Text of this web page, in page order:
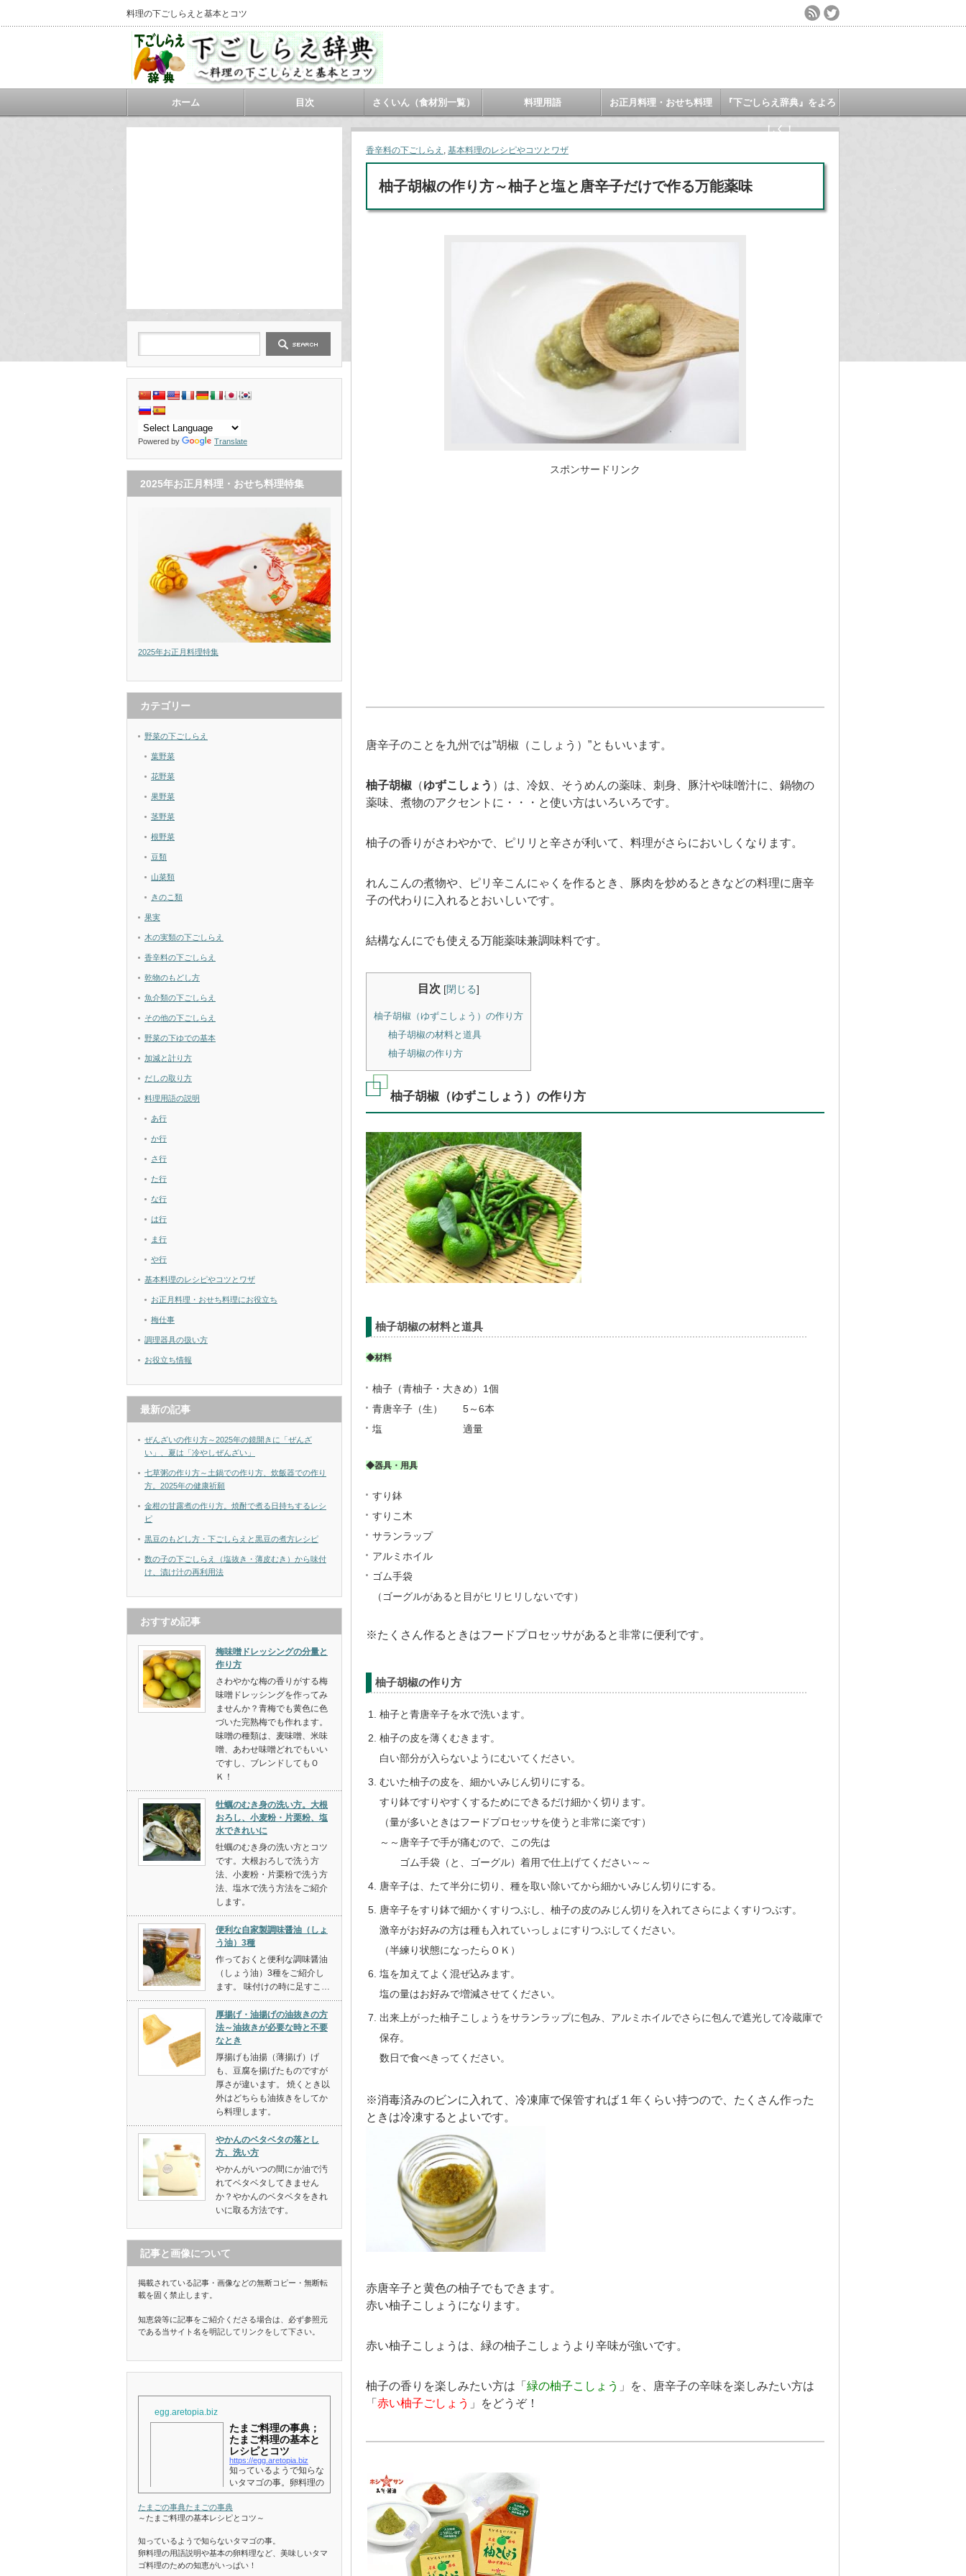
料理の下ごしらえと基本とコツ
ホーム 目次 さくいん（食材別一覧） 料理用語 お正月料理・おせち料理 『下ごしらえ辞典』をよろ
しく！
香辛料の下ごしらえ , 基本料理のレシピやコツとワザ
柚子胡椒の作り方～柚子と塩と唐辛子だけで作る万能薬味
スポンサードリンク
唐辛子のことを九州では”胡椒（こしょう）”ともいいます。
柚子胡椒 （ゆずこしょう ）は、冷奴、そうめんの薬味、刺身、豚汁や味噌汁に、鍋物の
薬味、煮物のアクセントに・・・と使い方はいろいろです。
柚子の香りがさわやかで、ピリリと辛さが利いて、料理がさらにおいしくなります。
れんこんの煮物や、ピリ辛こんにゃくを作るとき、豚肉を炒めるときなどの料理に唐辛
子の代わりに入れるとおいしいです。
結構なんにでも使える万能薬味兼調味料です。
目次 [閉じる]
柚子胡椒（ゆずこしょう）の作り方
柚子胡椒の材料と道具
柚子胡椒の作り方
柚子胡椒（ゆずこしょう）の作り方
柚子胡椒の材料と道具
◆材料
柚子（青柚子・大きめ）1個
青唐辛子（生） 5～6本
塩 適量
◆器具・用具
すり鉢
すりこ木
サランラップ
アルミホイル
ゴム手袋
（ゴーグルがあると目がヒリヒリしないです）
※たくさん作るときはフードプロセッサがあると非常に便利です。
柚子胡椒の作り方
柚子と青唐辛子を水で洗います。
柚子の皮を薄くむきます。
白い部分が入らないようにむいてください。
むいた柚子の皮を、細かいみじん切りにする。
すり鉢ですりやすくするためにできるだけ細かく切ります。
（量が多いときはフードプロセッサを使うと非常に楽です）
～～唐辛子で手が痛むので、この先は
ゴム手袋（と、ゴーグル）着用で仕上げてください～～
唐辛子は、たて半分に切り、種を取い除いてから細かいみじん切りにする。
唐辛子をすり鉢で細かくすりつぶし、柚子の皮のみじん切りを入れてさらによくすりつぶす。
激辛がお好みの方は種も入れていっしょにすりつぶしてください。
（半練り状態になったらＯＫ）
塩を加えてよく混ぜ込みます。
塩の量はお好みで増減させてください。
出来上がった柚子こしょうをサランラップに包み、アルミホイルでさらに包んで遮光して冷蔵庫で
保存。
数日で食べきってください。
※消毒済みのビンに入れて、冷凍庫で保管すれば１年くらい持つので、たくさん作った
ときは冷凍するとよいです。
赤唐辛子と黄色の柚子でもできます。
赤い柚子こしょうになります。
赤い柚子こしょうは、緑の柚子こしょうより辛味が強いです。
柚子の香りを楽しみたい方は「 緑の柚子こしょう 」を、唐辛子の辛味を楽しみたい方は
「 赤い柚子ごしょう 」をどうぞ！
Powered by Translate
2025年お正月料理・おせち料理特集
2025年お正月料理特集
カテゴリー
野菜の下ごしらえ
葉野菜
花野菜
果野菜
茎野菜
根野菜
豆類
山菜類
きのこ類
果実
木の実類の下ごしらえ
香辛料の下ごしらえ
乾物のもどし方
魚介類の下ごしらえ
その他の下ごしらえ
野菜の下ゆでの基本
加減と計り方
だしの取り方
料理用語の説明
あ行
か行
さ行
た行
な行
は行
ま行
や行
基本料理のレシピやコツとワザ
お正月料理・おせち料理にお役立ち
梅仕事
調理器具の扱い方
お役立ち情報
最新の記事
ぜんざいの作り方～2025年の鏡開きに「ぜんざ
い」、夏は「冷やしぜんざい」
七草粥の作り方～土鍋での作り方、炊飯器での作り
方。2025年の健康祈願
金柑の甘露煮の作り方。焼酎で煮る日持ちするレシ
ピ
黒豆のもどし方・下ごしらえと黒豆の煮方レシピ
数の子の下ごしらえ（塩抜き・薄皮むき）から味付
け、漬け汁の再利用法
おすすめ記事
梅味噌ドレッシングの分量と
作り方
さわやかな梅の香りがする梅
味噌ドレッシングを作ってみ
ませんか？青梅でも黄色に色
づいた完熟梅でも作れます。
味噌の種類は、麦味噌、米味
噌、あわせ味噌どれでもいい
ですし、ブレンドしてもＯ
Ｋ！
牡蠣のむき身の洗い方。大根
おろし、小麦粉・片栗粉、塩
水できれいに
牡蠣のむき身の洗い方とコツ
です。大根おろしで洗う方
法、小麦粉・片栗粉で洗う方
法、塩水で洗う方法をご紹介
します。
便利な自家製調味醤油（しょ
う油）3種
作っておくと便利な調味醤油
（しょう油）3種をご紹介し
ます。 味付けの時に足すこ…
厚揚げ・油揚げの油抜きの方
法～油抜きが必要な時と不要
なとき
厚揚げも油揚（薄揚げ）げ
も、豆腐を揚げたものですが
厚さが違います。 焼くとき以
外はどちらも油抜きをしてか
ら料理します。
やかんのベタベタの落とし
方、洗い方
やかんがいつの間にか油で汚
れてベタベタしてきません
か？やかんのベタベタをきれ
いに取る方法です。
記事と画像について
掲載されている記事・画像などの無断コピー・無断転
載を固く禁止します。
知恵袋等に記事をご紹介くださる場合は、必ず参照元
である当サイト名を明記してリンクをして下さい。
egg.aretopia.biz
たまご料理の事典；
たまご料理の基本と
レシピとコツ
https://egg.aretopia.biz
知っているようで知らな
いタマゴの事。卵料理の
用語説明や基本の卵料理
など、美味しいタマゴ料
理のための知恵がいっぱ
たまごの事典たまごの事典
～たまご料理の基本レシピとコツ～
知っているようで知らないタマゴの事。
卵料理の用語説明や基本の卵料理など、美味しいタマ
ゴ料理のための知恵がいっぱい！